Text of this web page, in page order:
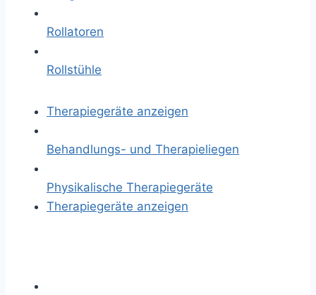
Rollatoren
Rollstühle
Therapiegeräte anzeigen
Behandlungs- und Therapieliegen
Physikalische Therapiegeräte
Therapiegeräte anzeigen